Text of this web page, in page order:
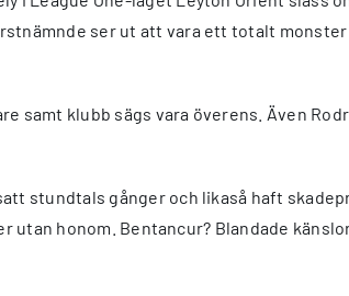
ser ut att vara ett totalt
samt klubb sägs vara överens. Även
stundtals gånger och likaså haft
honom. Bentancur? Blandade